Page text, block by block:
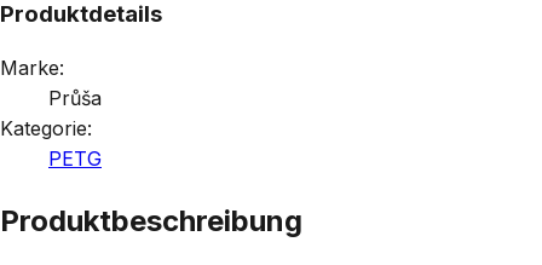
Produktdetails
Marke:
Průša
Kategorie:
PETG
Produktbeschreibung